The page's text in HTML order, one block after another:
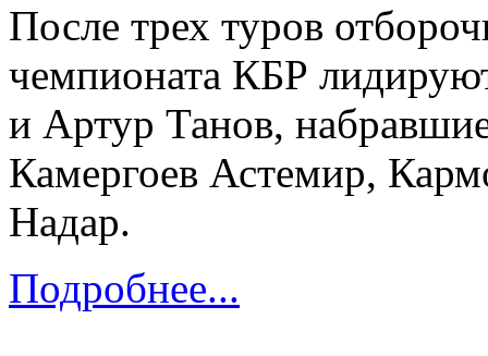
После трех туров
чемпионата КБР
и Артур Танов,
Камергоев Астемир,
Надар.
Подробнее...